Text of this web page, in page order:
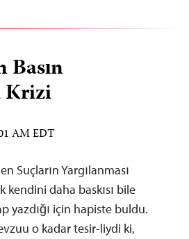
Basın
Krizi
AM EDT
Suçların Yargılanması
kendini daha baskısı bile
yazdığı için hapiste buldu.
o kadar tesir-liydi ki,